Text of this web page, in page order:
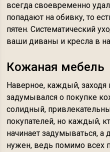
всегда своевременно
попадают на обивку, то
пятен. Систематический
ваши диваны и кресла в
Кожаная мебель
Наверное, каждый,
задумывался о покупке
солидный,
покупателей, но каждый,
начинает задумываться, а
нужен, ведь помимо всех